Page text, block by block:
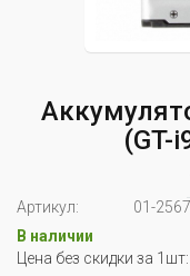
(GT-
Артикул:
01-2567
В наличии
Цена без скидки за 1шт: